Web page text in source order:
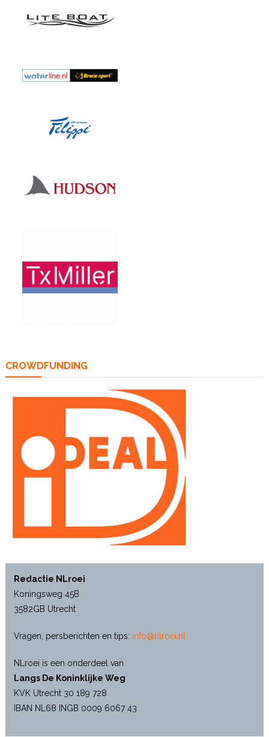
CROWDFUNDING
Redactie NLroei
Koningsweg 45B
3582GB Utrecht
Vragen, persberichten en tips: info@nlroei.nl
NLroei is een onderdeel van
Langs De Koninklijke Weg
KVK Utrecht 30 189 728
IBAN NL68 INGB 0009 6067 43